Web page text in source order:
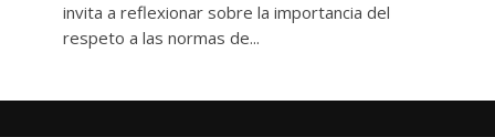
invita a reflexionar sobre la importancia del
respeto a las normas de...